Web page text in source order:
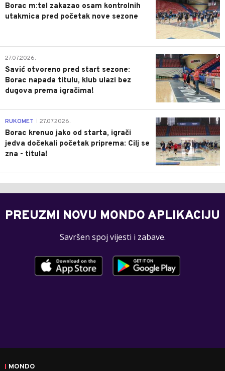
Borac m:tel zakazao osam kontrolnih
utakmica pred početak nove sezone
0
27.07.2026.
Savić otvoreno pred start sezone:
Borac napada titulu, klub ulazi bez
dugova prema igračima!
0
RUKOMET 27.07.2026.
Borac krenuo jako od starta, igrači
jedva dočekali početak priprema: Cilj se
zna - titula!
PREUZMI NOVU MONDO APLIKACIJU
Savršen spoj vijesti i zabave.
MONDO